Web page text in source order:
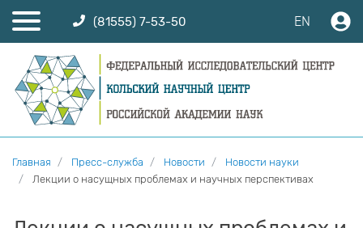
(81555) 7-53-50 EN
Главная Пресс-служба Новости
Новости науки
Лекции о насущных проблемах и научных перспективах